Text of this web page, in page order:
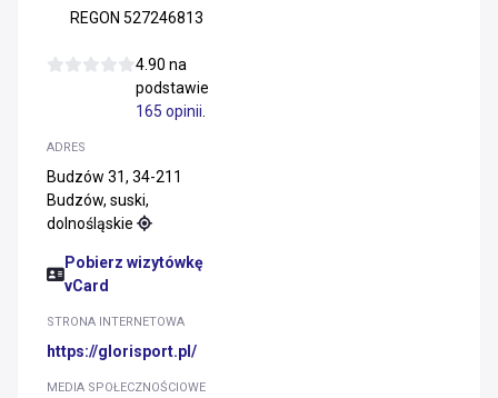
REGON 527246813
4.90 na
podstawie
165 opinii
ADRES
Budzów 31, 34-211
Budzów, suski,
dolnośląskie
Pobierz wizytówkę
vCard
STRONA INTERNETOWA
https://glorisport.pl/
MEDIA SPOŁECZNOŚCIOWE